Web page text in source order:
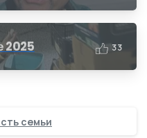
2025 33
семьи